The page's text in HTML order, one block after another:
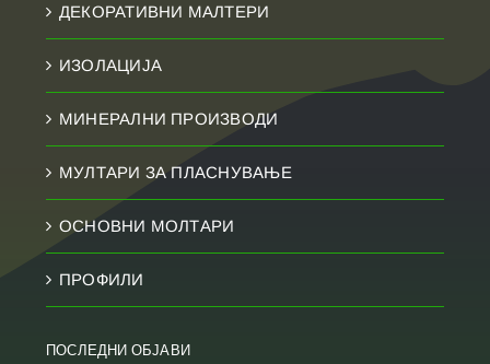
ДЕКОРАТИВНИ МАЛТЕРИ
ИЗОЛАЦИЈА
МИНЕРАЛНИ ПРОИЗВОДИ
МУЛТАРИ ЗА ПЛАСНУВАЊЕ
ОСНОВНИ МОЛТАРИ
ПРОФИЛИ
ПОСЛЕДНИ ОБЈАВИ